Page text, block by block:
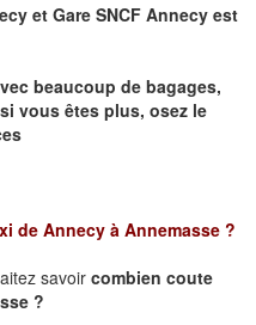
et Gare SNCF Annecy est
beaucoup de bagages,
vous êtes plus, osez le
de Annecy à Annemasse ?
savoir combien coute
?